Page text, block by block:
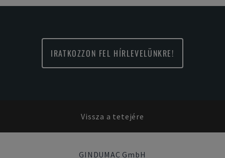
IRATKOZZON FEL HÍRLEVELÜNKRE!
Vissza a tetejére
GINDUMAC GmbH